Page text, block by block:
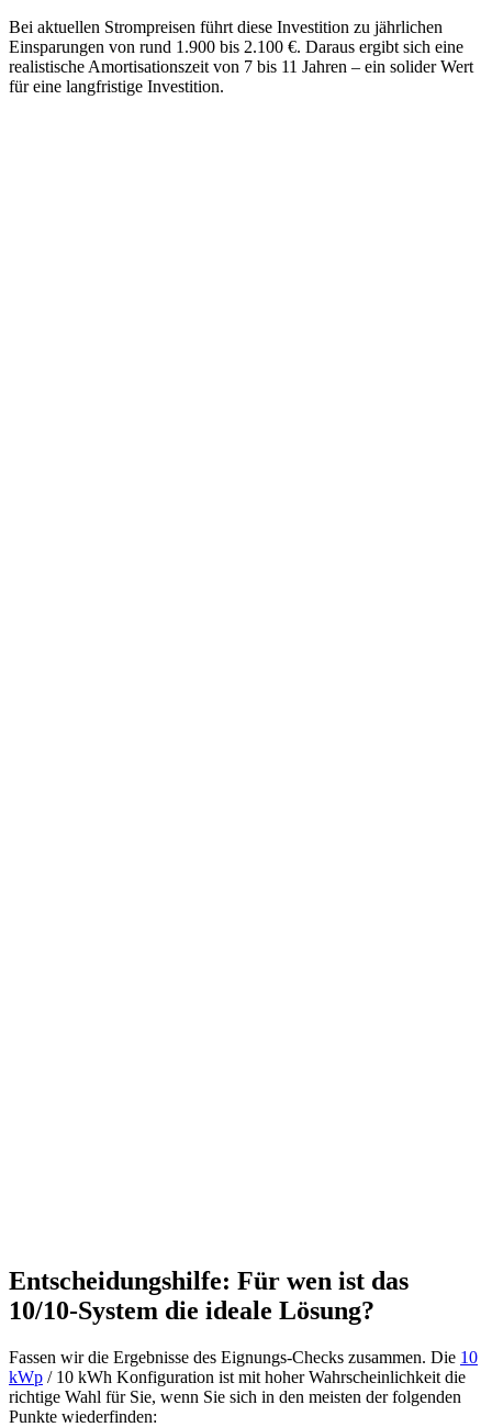
Bei aktuellen Strompreisen führt diese Investition zu jährlichen
Einsparungen von rund 1.900 bis 2.100 €. Daraus ergibt sich eine
realistische Amortisationszeit von 7 bis 11 Jahren – ein solider Wert
für eine langfristige Investition.
Entscheidungshilfe: Für wen ist das
10/10-System die ideale Lösung?
Fassen wir die Ergebnisse des Eignungs-Checks zusammen. Die 10
kWp / 10 kWh Konfiguration ist mit hoher Wahrscheinlichkeit die
richtige Wahl für Sie, wenn Sie sich in den meisten der folgenden
Punkte wiederfinden: